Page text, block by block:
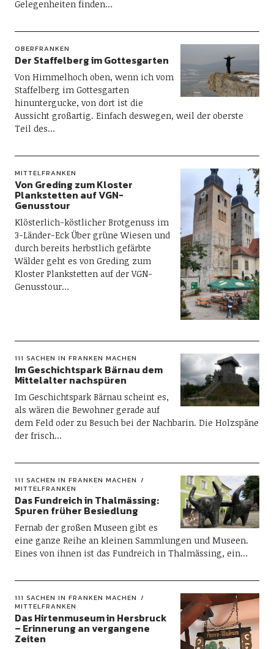
Gelegenheiten finden…
OBERFRANKEN
Der Staffelberg im Gottesgarten
Von Himmelhoch oben, wenn ich vom
Staffelberg im Gottesgarten
hinuntergucke, von dort ist die
Aussicht großartig. Einfach deswegen, weil der oberste
Teil des…
MITTELFRANKEN
Von Greding zum Kloster
Plankstetten auf VGN-
Genusstour
Klösterlich-köstlicher Brotgenuss im
3-Länder-Eck Über grüne Wiesen und
durch bereits herbstlich gefärbte
Wälder geht es von Greding zum
Kloster Plankstetten auf der VGN-
Genusstour…
111 SACHEN IN FRANKEN MACHEN
Im Geschichtspark Bärnau dem
Mittelalter nachspüren
Im Geschichtspark Bärnau scheint es,
als wären die Bewohner gerade auf
dem Feld oder zu Besuch bei der Nachbarin. Die Holzspäne
der frisch…
111 SACHEN IN FRANKEN MACHEN
MITTELFRANKEN
Das Fundreich in Thalmässing:
Spuren früher Besiedlung
Fernab der großen Museen gibt es
eine ganze Reihe an kleinen Sammlungen und Museen.
Eines von ihnen ist das Fundreich in Thalmässing, ein…
111 SACHEN IN FRANKEN MACHEN
MITTELFRANKEN
Das Hirtenmuseum in Hersbruck
– Erinnerung an vergangene
Zeiten